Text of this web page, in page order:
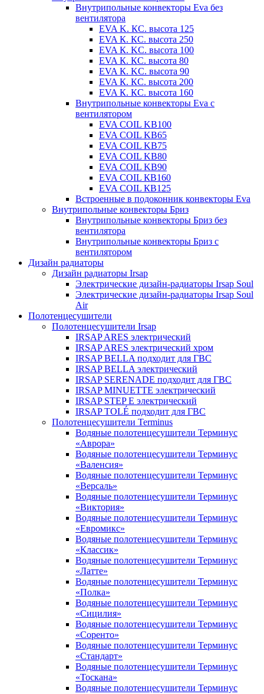
Внутрипольные конвекторы Eva без
вентилятора
EVA K. КС. высота 125
EVA К. КС. высота 250
EVA К. KС. высота 100
EVA К. КС. высота 80
EVA К. KC. высота 90
EVA К. КС. высота 200
EVA К. КС. высота 160
Внутрипольные конвекторы Eva с
вентилятором
EVA COIL KB100
EVA COIL KB65
EVA COIL KB75
EVA COIL KB80
EVA COIL KB90
EVA COIL КВ160
EVA COIL КВ125
Встроенные в подоконник конвекторы Eva
Внутрипольные конвекторы Бриз
Внутрипольные конвекторы Бриз без
вентилятора
Внутрипольные конвекторы Бриз с
вентилятором
Дизайн радиаторы
Дизайн радиаторы Irsap
Электрические дизайн-радиаторы Irsap Soul
Электрические дизайн-радиаторы Irsap Soul
Air
Полотенцесушители
Полотенцесушители Irsap
IRSAP ARES электрический
IRSAP ARES электрический хром
IRSAP BELLA подходит для ГВС
IRSAP BELLA электрический
IRSAP SERENADE подходит для ГВС
IRSAP MINUETTE электрический
IRSAP STEP E электрический
IRSAP TOLÉ подходит для ГВС
Полотенцесушители Terminus
Водяные полотенцесушители Терминус
«Аврора»
Водяные полотенцесушители Терминус
«Валенсия»
Водяные полотенцесушители Терминус
«Версаль»
Водяные полотенцесушители Терминус
«Виктория»
Водяные полотенцесушители Терминус
«Евромикс»
Водяные полотенцесушители Терминус
«Классик»
Водяные полотенцесушители Терминус
«Латте»
Водяные полотенцесушители Терминус
«Полка»
Водяные полотенцесушители Терминус
«Сицилия»
Водяные полотенцесушители Терминус
«Соренто»
Водяные полотенцесушители Терминус
«Стандарт»
Водяные полотенцесушители Терминус
«Тоскана»
Водяные полотенцесушители Терминус